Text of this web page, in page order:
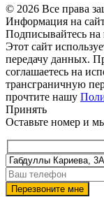
© 2026 Все права
Информация на
Подписывайтесь на
Этот сайт
передачу данных.
соглашаетесь на
трансграничную
прочтите нашу
Принять
Оставьте номер и